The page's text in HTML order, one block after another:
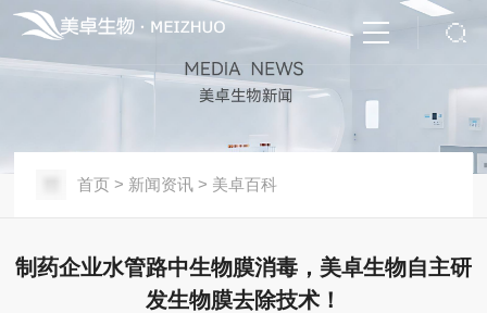
首页 > 新闻资讯 > 美卓百科
制药企业水管路中生物膜消毒，美卓生物自主研
发生物膜去除技术！